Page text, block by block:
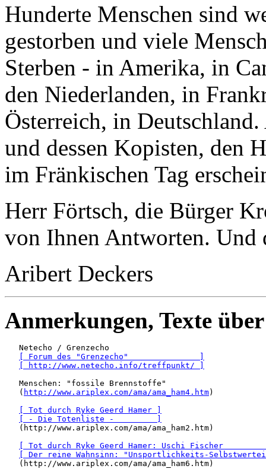
Hunderte Menschen sind
gestorben und viele
Sterben - in Amerika, in
den Niederlanden, in
Österreich, in
und dessen Kopisten, den
im Fränkischen Tag
Herr Förtsch, die Bürger
von Ihnen Antworten. Und
Aribert Deckers
Anmerkungen, Texte
   Netecho / Grenzecho
[ Forum des "Grenzecho"               ]
[ http://www.netecho.info/treffpunkt/ ]
   Menschen: "fossile Brennstoffe"
   (
http://www.ariplex.com/ama/ama_ham4.htm)
[ Tot durch Ryke Geerd Hamer ]
[ - Die Totenliste -         ]
   (http://www.ariplex.com/ama/ama_ham2.htm)
[ Tot durch Ryke Geerd Hamer: Uschi
[ Der reine Wahnsinn: "Unsportlichkeits-
   (http://www.ariplex.com/ama/ama_ham6.htm)